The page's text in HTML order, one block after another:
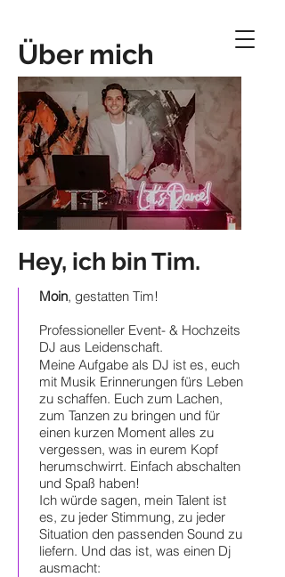
Über mich
Hey, ich bin Tim.
Moin, gestatten Tim!
Professioneller ​Event- & Hochzeits
DJ aus Leidenschaft.
Meine Aufgabe als DJ ist es, euch
mit Musik Erinnerungen fürs Leben
zu schaffen. Euch zum Lachen,
zum Tanzen zu bringen und für
einen kurzen Moment alles zu
vergessen, was in eurem Kopf
herumschwirrt. Einfach abschalten
und Spaß haben!
Ich würde sagen, mein Talent ist
es, zu jeder Stimmung, zu jeder
Situation den passenden Sound zu
liefern. Und das ist, was einen Dj
ausmacht: